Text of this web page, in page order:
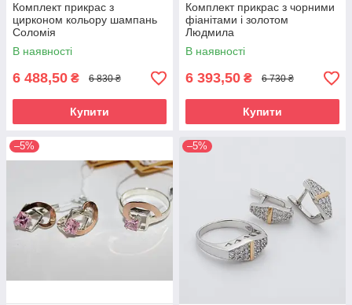
Комплект прикрас з
цирконом кольору шампань
Соломія
В наявності
6 488,50 ₴ 6 830 ₴
Купити
Комплект прикрас з чорними
фіанітами і золотом
Людмила
В наявності
6 393,50 ₴ 6 730 ₴
Купити
–5% –5%